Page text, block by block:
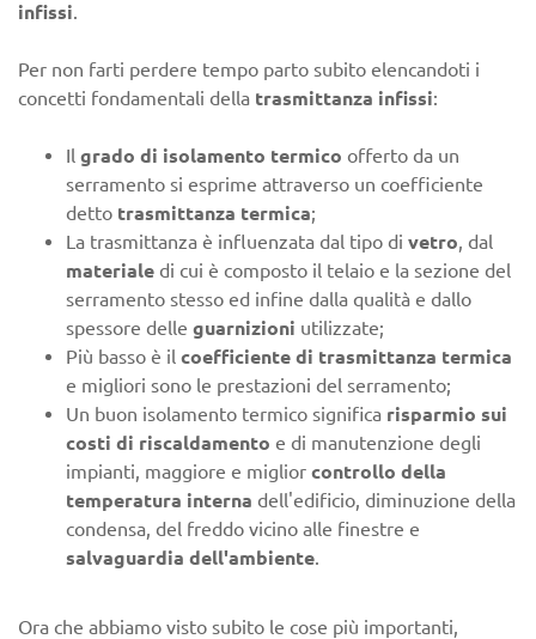
infissi.
Per non farti perdere tempo parto subito elencandoti i
concetti fondamentali della trasmittanza infissi:
Il grado di isolamento termico offerto da un
serramento si esprime attraverso un coefficiente
detto trasmittanza termica;
La trasmittanza è influenzata dal tipo di vetro, dal
materiale di cui è composto il telaio e la sezione del
serramento stesso ed infine dalla qualità e dallo
spessore delle guarnizioni utilizzate;
Più basso è il coefficiente di trasmittanza termica
e migliori sono le prestazioni del serramento;
Un buon isolamento termico significa risparmio sui
costi di riscaldamento e di manutenzione degli
impianti, maggiore e miglior controllo della
temperatura interna dell'edificio, diminuzione della
condensa, del freddo vicino alle finestre e
salvaguardia dell'ambiente.
Ora che abbiamo visto subito le cose più importanti,